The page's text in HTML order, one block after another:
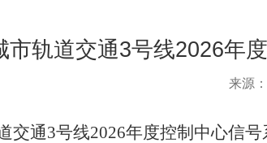
市轨道交通3号线2026年
来源
交通3号线2026年度控制中心信